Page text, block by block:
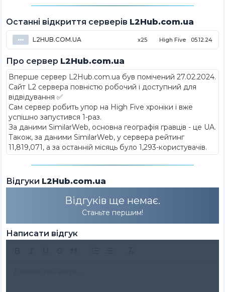
Останні відкриття серверів L2Hub.com.ua
⦁⦁⦁ L2HUB.COM.UA x25 High Five 05.12.24
Про сервер L2Hub.com.ua
Вперше сервер L2Hub.com.ua був помічений 27.02.2024.
Сайт L2 сервера повністю робочий і доступний для
відвідування ✅
Сам сервер робить упор на High Five хроніки і вже
успішно запустився 1-раз.
За даними SimilarWeb, основна географія гравців - це UA.
Також, за даними SimilarWeb, у сервера рейтинг
11,819,071, а за останній місяць було 1,293-користувачів.
Відгуки L2Hub.com.ua
Відгуків ще немає.
Станьте першим!
Написати відгук